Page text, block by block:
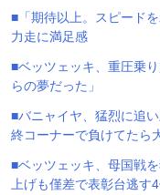
■「期待以上。スピード
力走に満足感
■ベッツェッキ、重圧乗
らの夢だった」
■バニャイヤ、猛烈に追
終コーナーで負けてたら
■ベッツェッキ、母国戦
上げも僅差で表彰台逃